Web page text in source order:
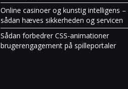
Online casinoer og kunstig intelligens –
sådan hæves sikkerheden og servicen
Sådan forbedrer CSS-animationer
brugerengagement på spilleportaler